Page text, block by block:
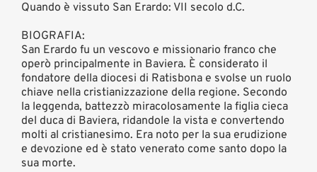
Quando è vissuto San Erardo: VII secolo d.C.
BIOGRAFIA:
San Erardo fu un vescovo e missionario franco che
operò principalmente in Baviera. È considerato il
fondatore della diocesi di Ratisbona e svolse un ruolo
chiave nella cristianizzazione della regione. Secondo
la leggenda, battezzò miracolosamente la figlia cieca
del duca di Baviera, ridandole la vista e convertendo
molti al cristianesimo. Era noto per la sua erudizione
e devozione ed è stato venerato come santo dopo la
sua morte.